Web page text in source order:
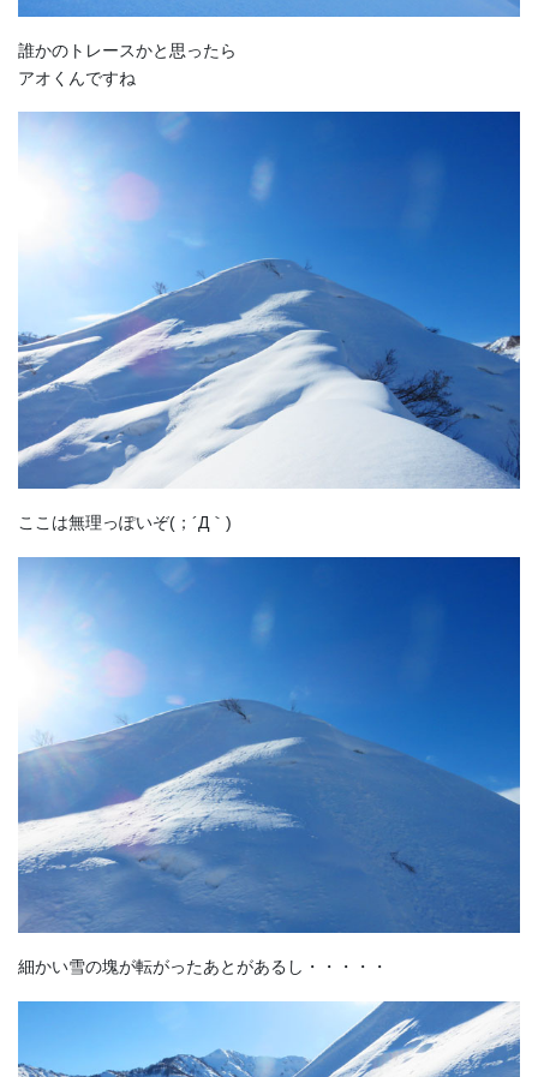
誰かのトレースかと思ったら
アオくんですね
ここは無理っぽいぞ(；´Д｀)
細かい雪の塊が転がったあとがあるし・・・・・